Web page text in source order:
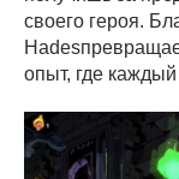
своего героя.
опыт, где